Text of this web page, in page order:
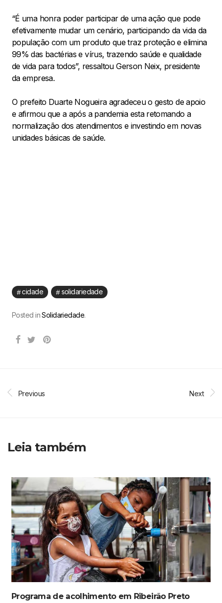
“É uma honra poder participar de uma ação que pode
efetivamente mudar um cenário, participando da vida da
população com um produto que traz proteção e elimina
99% das bactérias e vírus, trazendo saúde e qualidade
de vida para todos”, ressaltou Gerson Neix, presidente
da empresa.
O prefeito Duarte Nogueira agradeceu o gesto de apoio
e afirmou que a após a pandemia esta retomando a
normalização dos atendimentos e investindo em novas
unidades básicas de saúde.
cidade solidariedade
Posted inSolidariedade.
Previous Next
Leia também
Programa de acolhimento em Ribeirão Preto